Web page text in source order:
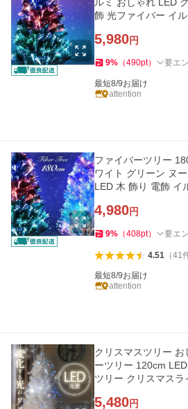
飾 光ファイバー イ
5,980円
9% （490pt） 要エ
最短8/9お届け
attention
ファイバーツリー
ワイト グリーン ヌードツリー
LED 木 飾り 電飾 イ
4,980円
9% （408pt） 要エ
4.51（41
最短8/9お届け
attention
クリスマスツリー
ーツリー 120cm
ツリー クリスマスラ
5,480円